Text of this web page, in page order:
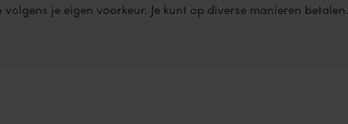
je eigen voorkeur. Je kunt op diverse manieren betalen.